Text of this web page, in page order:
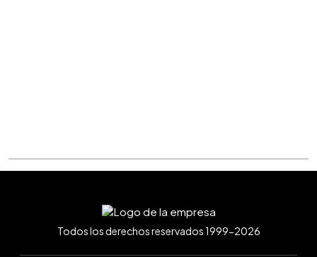
Todos los derechos reservados 1999-2026